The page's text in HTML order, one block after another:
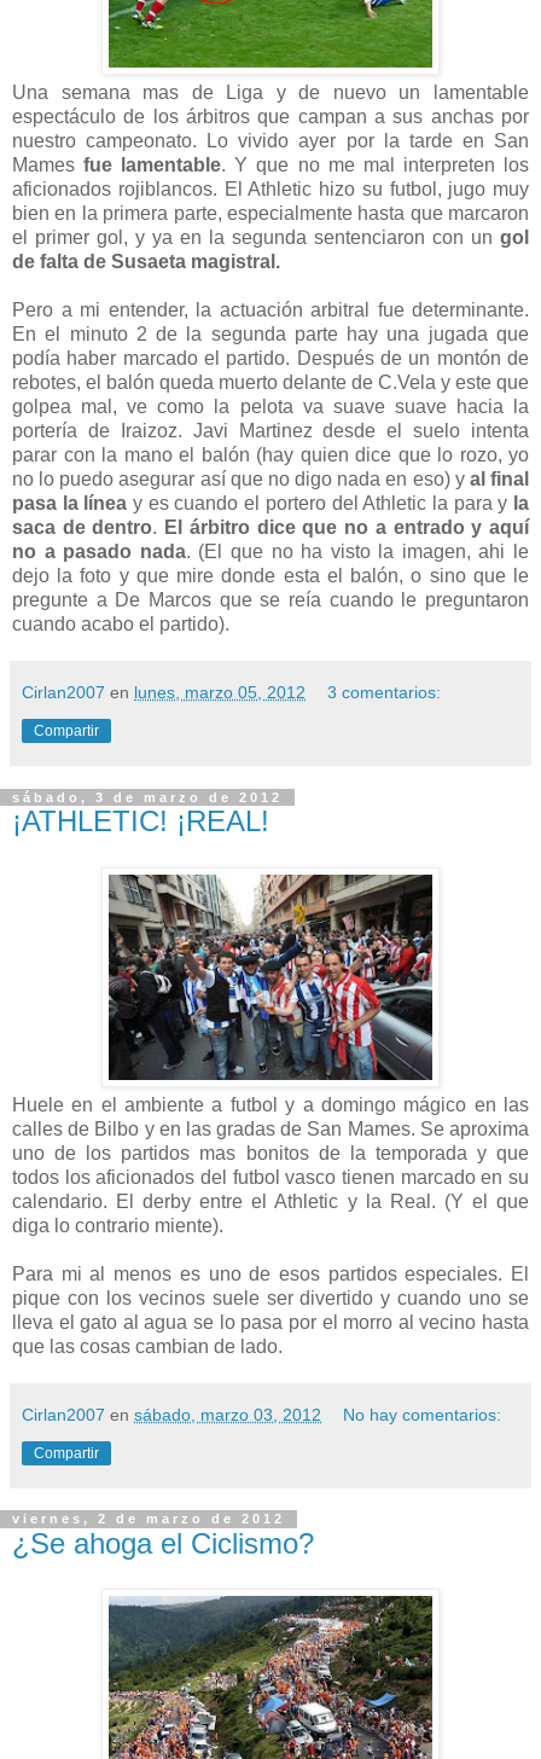
Una semana mas de Liga y de nuevo un lamentable
espectáculo de los árbitros que campan a sus anchas por
nuestro campeonato. Lo vivido ayer por la tarde en San
Mamesfue lamentable. Y que no me mal interpreten los
aficionados rojiblancos. El Athletic hizo su futbol, jugo muy
bien en la primera parte, especialmente hasta que marcaron
el primer gol, y ya en la segunda sentenciaron con un gol
de falta de Susaeta magistral.
Pero a mi entender, la actuación arbitral fue determinante.
En el minuto 2 de la segunda parte hay una jugada que
podía haber marcado el partido. Después de un montón de
rebotes, el balón queda muerto delante de C.Vela y este que
golpea mal, ve como la pelota va suave suave hacia la
portería de Iraizoz. Javi Martinez desde el suelo intenta
parar con la mano el balón (hay quien dice que lo rozo, yo
no lo puedo asegurar así que no digo nada en eso) y al final
pasa la línea y es cuando el portero del Athletic la para y la
saca de dentro. El árbitro dice que no a entrado y aquí
no a pasado nada. (El que no ha visto la imagen, ahi le
dejo la foto y que mire donde esta el balón, o sino que le
pregunte a De Marcos que se reía cuando le preguntaron
cuando acabo el partido).
Cirlan2007 en lunes, marzo 05, 2012 3 comentarios:
Compartir
sábado, 3 de marzo de 2012
¡ATHLETIC! ¡REAL!
Huele en el ambiente a futbol y a domingo mágico en las
calles de Bilbo y en las gradas de San Mames. Se aproxima
uno de los partidos mas bonitos de la temporada y que
todos los aficionados del futbol vasco tienen marcado en su
calendario. El derby entre el Athletic y la Real. (Y el que
diga lo contrario miente).
Para mi al menos es uno de esos partidos especiales. El
pique con los vecinos suele ser divertido y cuando uno se
lleva el gato al agua se lo pasa por el morro al vecino hasta
que las cosas cambian de lado.
Cirlan2007 en sábado, marzo 03, 2012 No hay comentarios:
Compartir
viernes, 2 de marzo de 2012
¿Se ahoga el Ciclismo?